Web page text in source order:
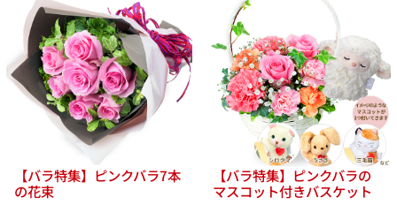
【バラ特集】ピンクバラ7本
の花束
【バラ特集】ピンクバラの
マスコット付きバスケット